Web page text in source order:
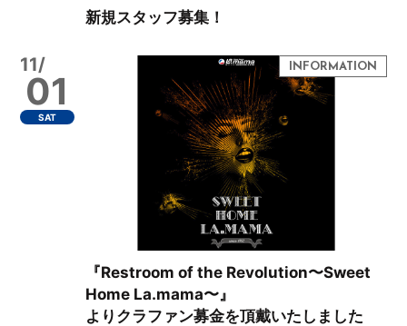
新規スタッフ募集！
11/
01
SAT
『Restroom of the Revolution〜Sweet
Home La.mama〜』
よりクラファン募金を頂戴いたしました